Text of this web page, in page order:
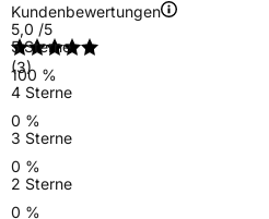
Kundenbewertungen
5,0 /5
(3)
5 Sterne
100 %
4 Sterne
0 %
3 Sterne
0 %
2 Sterne
0 %